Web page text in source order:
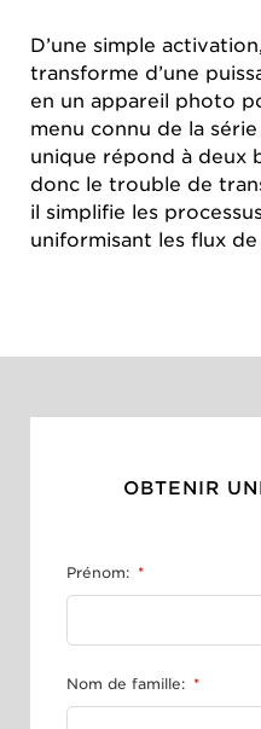
D’une simple
transforme d’une
en un appareil photo
menu connu de la
unique répond à deux
donc le trouble de
il simplifie les
uniformisant les flux
OBTENIR
*
Prénom:
*
Nom de famille: